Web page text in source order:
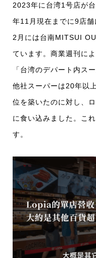
2023年に台湾1号店が
年11月現在までに9店
2月には台南MITSUI
ています。商業週刊に
「台湾のデパート内ス
他社スーパーは20年以
位を築いたのに対し、
に食い込みました。こ
す。